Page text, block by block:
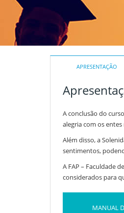
APRESENTAÇÃO
A conclusão do
alegria com os
Além disso, a
sentimentos,
A FAP – Faculdade
considerados para
MANUAL